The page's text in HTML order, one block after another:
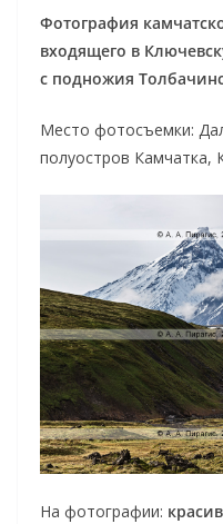
Фотография
входящего в
с подножия
Место фотосъемки:
полуостров Камчатка,
На фотографии: